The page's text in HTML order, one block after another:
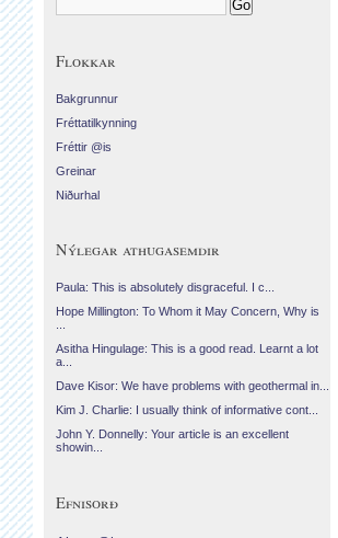
Flokkar
Bakgrunnur
Fréttatilkynning
Fréttir @is
Greinar
Niðurhal
Nýlegar athugasemdir
Paula: This is absolutely disgraceful. I c...
Hope Millington: To Whom it May Concern, Why is
Asitha Hingulage: This is a good read. Learnt a lot
a...
Dave Kisor: We have problems with geothermal in...
Kim J. Charlie: I usually think of informative cont...
John Y. Donnelly: Your article is an excellent
showin...
Efnisorð